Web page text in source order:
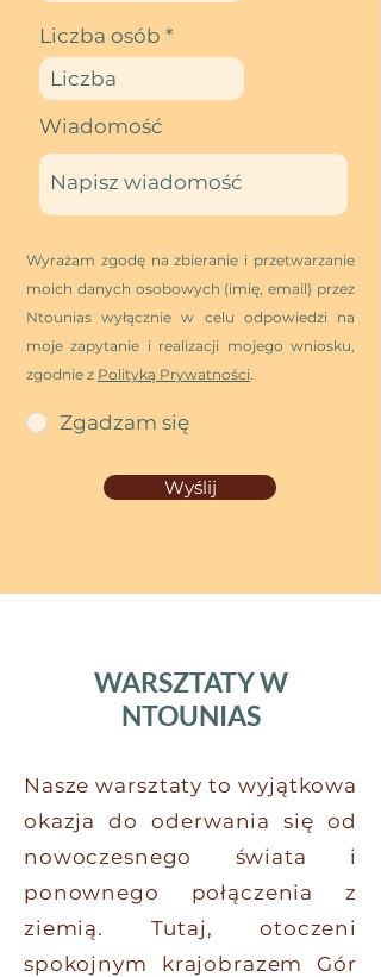
r
e
d
Liczba osób
Wiadomość
Wyrażam zgodę na zbieranie i przetwarzanie
moich danych osobowych (imię, email) przez
Ntounias wyłącznie w celu odpowiedzi na
moje zapytanie i realizacji mojego wniosku,
zgodnie z Polityką Prywatności.
Zgadzam się
Wyślij
WARSZTATY W
NTOUNIAS
Nasze warsztaty to wyjątkowa
okazja do oderwania się od
nowoczesnego świata i
ponownego połączenia z
ziemią. Tutaj, otoczeni
spokojnym krajobrazem Gór